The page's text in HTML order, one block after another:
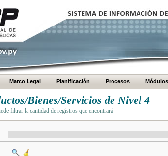
Marco Legal Planificación Procesos Módulos
Bienes/Servicios de Nivel 4
filtrar la cantidad de registros que encontrará